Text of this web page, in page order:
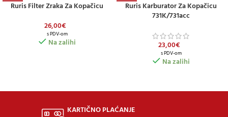
Ruris Filter Zraka Za Kopačicu
26,00€
s PDV-om
Na zalihi
Ruris Karburator Za Kopačicu
731K/731acc
23,00€
s PDV-om
Na zalihi
KARTIČNO PLAĆANJE